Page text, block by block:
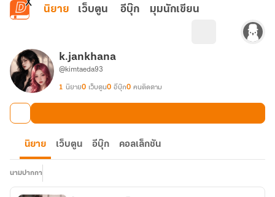
ข้ามไปยังเนื้อหาหลัก
นิยาย เว็บตูน อีบุ๊ก มุมนักเขียน
k.jankhana
@kimtaeda93
1 นิยาย0 เว็บตูน0 อีบุ๊ก0 คนติดตาม
นิยาย เว็บตูน อีบุ๊ก คอลเล็กชัน
นามปากกา